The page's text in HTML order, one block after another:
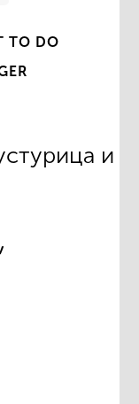
TO DO
и